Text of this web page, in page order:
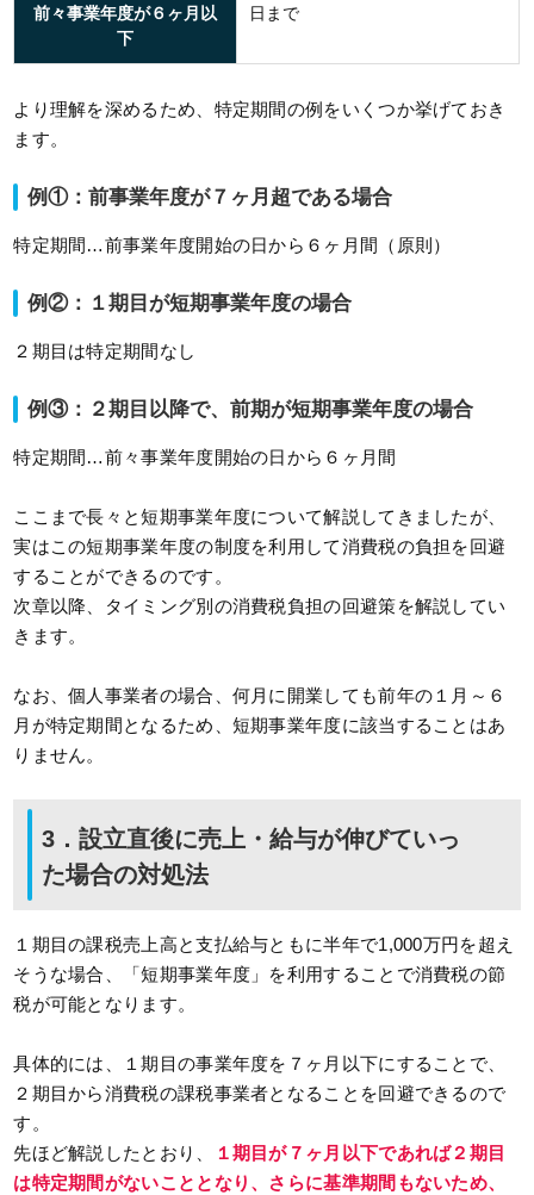
前々事業年度が６ヶ月以
下
日まで
より理解を深めるため、特定期間の例をいくつか挙げておき
ます。
例①：前事業年度が７ヶ月超である場合
特定期間…前事業年度開始の日から６ヶ月間（原則）
例②：１期目が短期事業年度の場合
２期目は特定期間なし
例③：２期目以降で、前期が短期事業年度の場合
特定期間…前々事業年度開始の日から６ヶ月間
ここまで長々と短期事業年度について解説してきましたが、
実はこの短期事業年度の制度を利用して消費税の負担を回避
することができるのです。
次章以降、タイミング別の消費税負担の回避策を解説してい
きます。
なお、個人事業者の場合、何月に開業しても前年の１月～６
月が特定期間となるため、短期事業年度に該当することはあ
りません。
3．設立直後に売上・給与が伸びていっ
た場合の対処法
１期目の課税売上高と支払給与ともに半年で1,000万円を超え
そうな場合、「短期事業年度」を利用することで消費税の節
税が可能となります。
具体的には、１期目の事業年度を７ヶ月以下にすることで、
２期目から消費税の課税事業者となることを回避できるので
す。
先ほど解説したとおり、
１期目が７ヶ月以下であれば２期目
は特定期間がないこととなり、さらに基準期間もないため、